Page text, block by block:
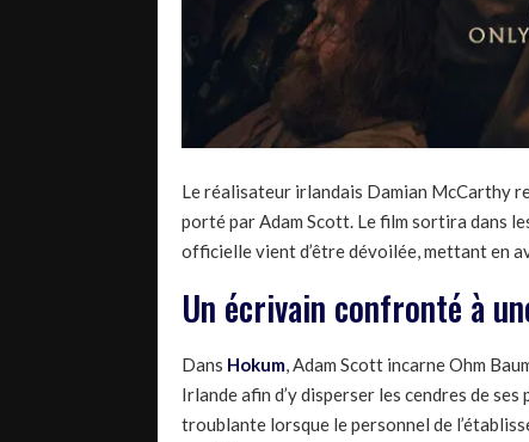
Le réalisateur irlandais Damian McCarthy
porté par Adam Scott. Le film sortira dans
officielle vient d’être dévoilée, mettant en
Un écrivain confronté à
Dans Hokum, Adam Scott incarne Ohm
Irlande afin d’y disperser les cendres de
troublante lorsque le personnel de